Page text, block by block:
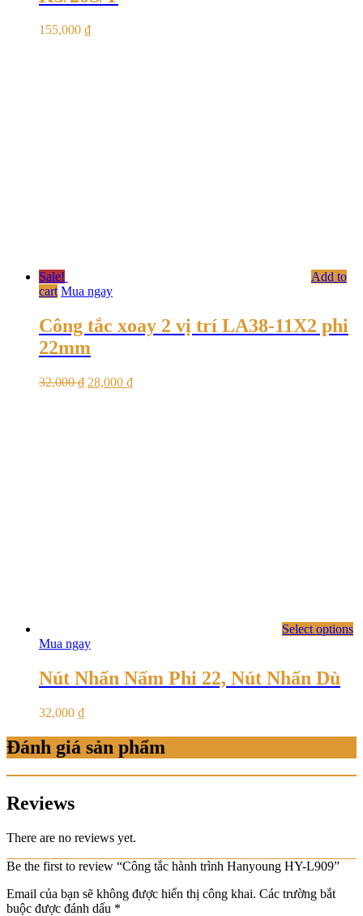
155,000 ₫
Sale!
Add to
cart Mua ngay
Công tắc xoay 2 vị trí LA38-11X2 phi
22mm
32,000₫ 28,000 ₫
Select options
Mua ngay
Nút Nhấn Nấm Phi 22, Nút Nhấn Dù
32,000 ₫
Đánh giá sản phẩm
Reviews
There are no reviews yet.
Be the first to review “Công tắc hành trình Hanyoung HY-L909”
Email của bạn sẽ không được hiển thị công khai. Các trường bắt
buộc được đánh dấu *